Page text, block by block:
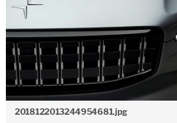
2018122013244954681.jpg